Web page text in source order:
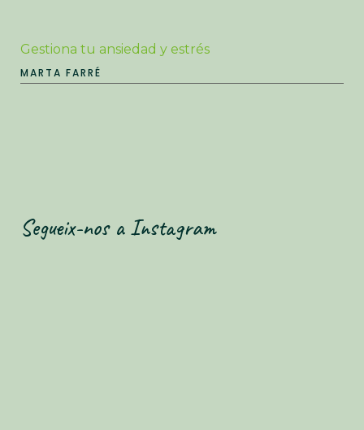
Gestiona tu ansiedad y estrés
MARTA FARRÉ
Segueix-nos a Instagram